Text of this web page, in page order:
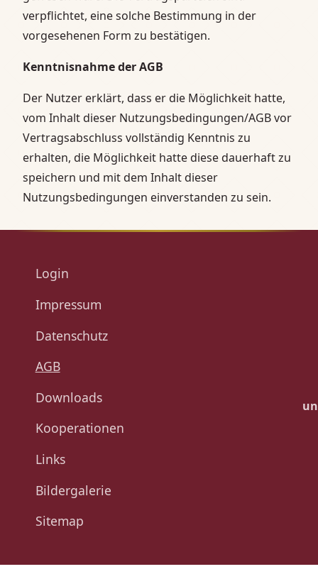
verpflichtet, eine solche Bestimmung in der
vorgesehenen Form zu bestätigen.
Kenntnisnahme der AGB
Der Nutzer erklärt, dass er die Möglichkeit hatte,
vom Inhalt dieser Nutzungsbedingungen/AGB vor
Vertragsabschluss vollständig Kenntnis zu
erhalten, die Möglichkeit hatte diese dauerhaft zu
speichern und mit dem Inhalt dieser
Nutzungsbedingungen einverstanden zu sein.
Login
Impressum
Datenschutz
AGB
Downloads
Kooperationen
Links
Bildergalerie
Sitemap